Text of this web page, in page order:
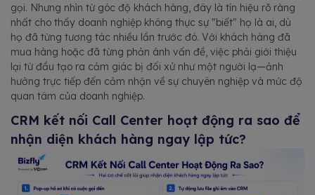
gọi. Nhưng nhìn từ góc độ khách hàng, đây là tín hiệu rõ ràng
nhất cho thấy doanh nghiệp không thực sự "biết" họ là ai, dù
họ đã từng tương tác nhiều lần trước đó. Với khách hàng đã
mua hàng hoặc đã từng phản ánh vấn đề, việc phải giới thiệu
lại từ đầu tạo ra cảm giác bị đối xử như một người lạ—ảnh
hưởng trực tiếp đến cảm nhận về sự chuyên nghiệp và mức độ
quan tâm của doanh nghiệp.
CRM kết nối Call Center hoạt động ra sao để
nhận diện khách hàng ngay lập tức?